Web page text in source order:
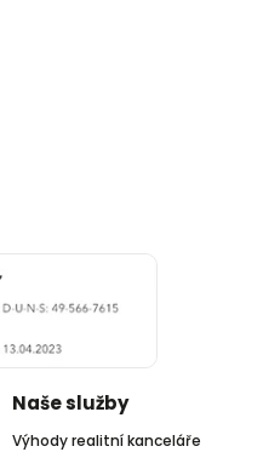
Naše služby
Výhody realitní kanceláře